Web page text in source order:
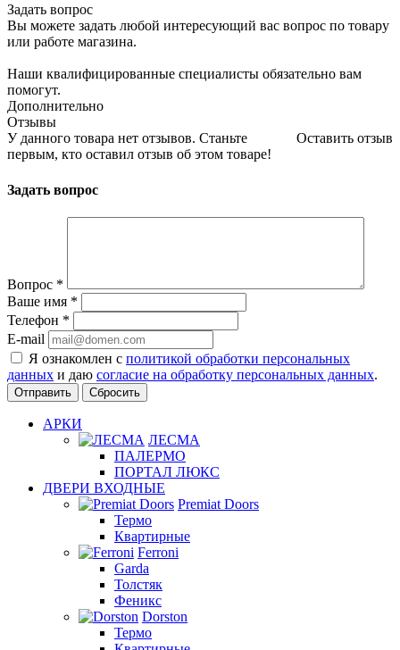
Задать вопрос
Вы можете задать любой интересующий вас вопрос по товару
или работе магазина.
Наши квалифицированные специалисты обязательно вам
помогут.
Дополнительно
Отзывы
Оставить отзыв
У данного товара нет отзывов. Станьте
первым, кто оставил отзыв об этом товаре!
Задать вопрос
Вопрос *
Ваше имя *
Телефон *
E-mail
Я ознакомлен с политикой обработки персональных
данных и даю согласие на обработку персональных данных.
Сбросить
АРКИ
ЛЕСМА
ПАЛЕРМО
ПОРТАЛ ЛЮКС
ДВЕРИ ВХОДНЫЕ
Premiat Doors
Термо
Квартирные
Ferroni
Garda
Толстяк
Феникс
Dorston
Термо